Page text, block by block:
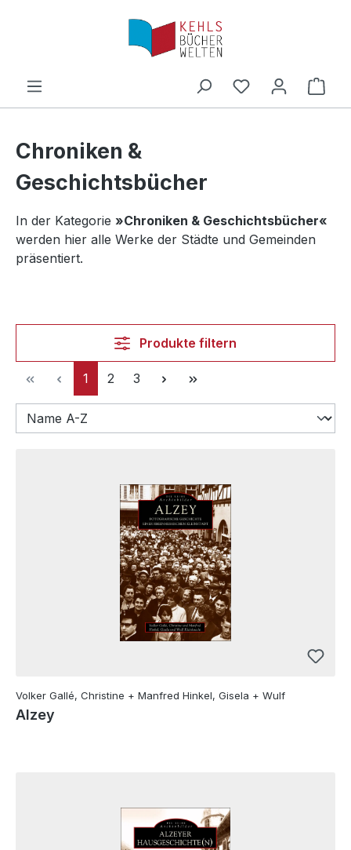
Zum Hauptinhalt springen
Chroniken &
Geschichtsbücher
In der Kategorie »Chroniken & Geschichtsbücher«
werden hier alle Werke der Städte und Gemeinden
präsentiert.
Produkte filtern
Seite
1 Seite
2 Seite
3
Volker Gallé, Christine + Manfred Hinkel, Gisela + Wulf
Kleinknecht
Alzey